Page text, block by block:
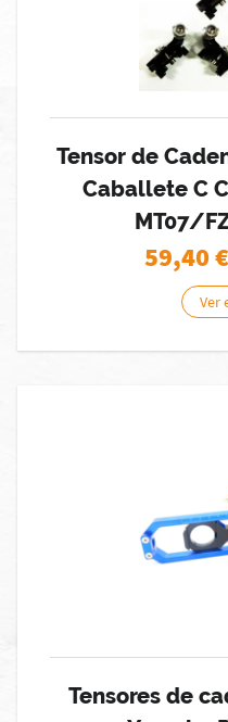
Tensor de
Caballete C
MT07/
59,40
Ver
Tensores de